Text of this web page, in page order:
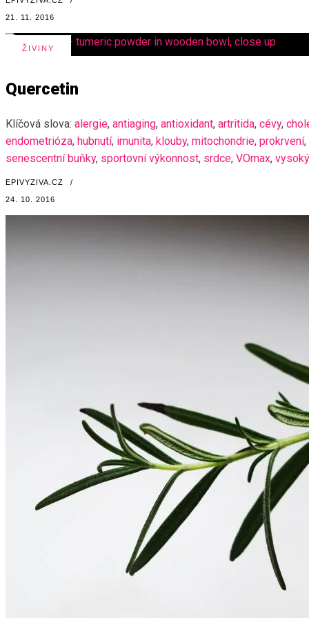
21. 11. 2016
ŽIVINY
Quercetin
Klíčová slova: alergie, antiaging, antioxidant, artritida, cévy,
endometrióza, hubnutí, imunita, klouby, mitochondrie, prokrvení,
senescentní buňky, sportovní výkonnost, srdce, VOmax,
EPIVYZIVA.CZ /
24. 10. 2016